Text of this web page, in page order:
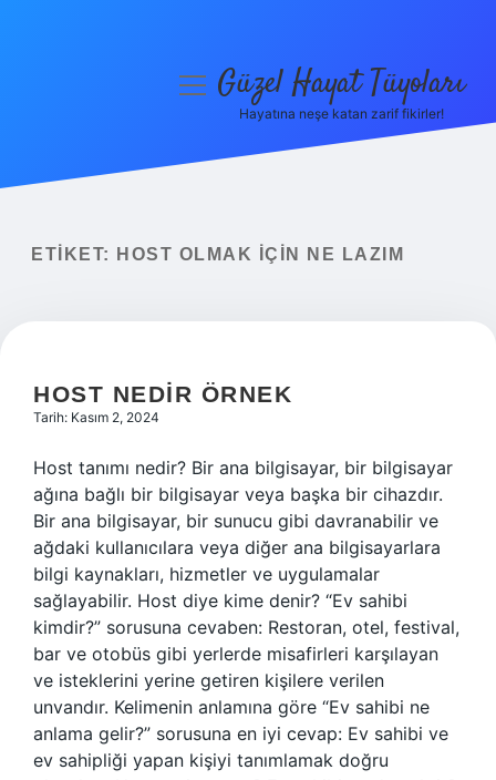
Yasal Uyarı
menüyüGüzel Hayat Tüyoları
Hayatına neşe katan zarif fikirler!
ETIKET: HOST OLMAK IÇIN NE LAZIM
HOST NEDIR ÖRNEK
Tarih: Kasım 2, 2024
Host tanımı nedir? Bir ana bilgisayar, bir bilgisayar
ağına bağlı bir bilgisayar veya başka bir cihazdır.
Bir ana bilgisayar, bir sunucu gibi davranabilir ve
ağdaki kullanıcılara veya diğer ana bilgisayarlara
bilgi kaynakları, hizmetler ve uygulamalar
sağlayabilir. Host diye kime denir? “Ev sahibi
kimdir?” sorusuna cevaben: Restoran, otel, festival,
bar ve otobüs gibi yerlerde misafirleri karşılayan
ve isteklerini yerine getiren kişilere verilen
unvandır. Kelimenin anlamına göre “Ev sahibi ne
anlama gelir?” sorusuna en iyi cevap: Ev sahibi ve
ev sahipliği yapan kişiyi tanımlamak doğru